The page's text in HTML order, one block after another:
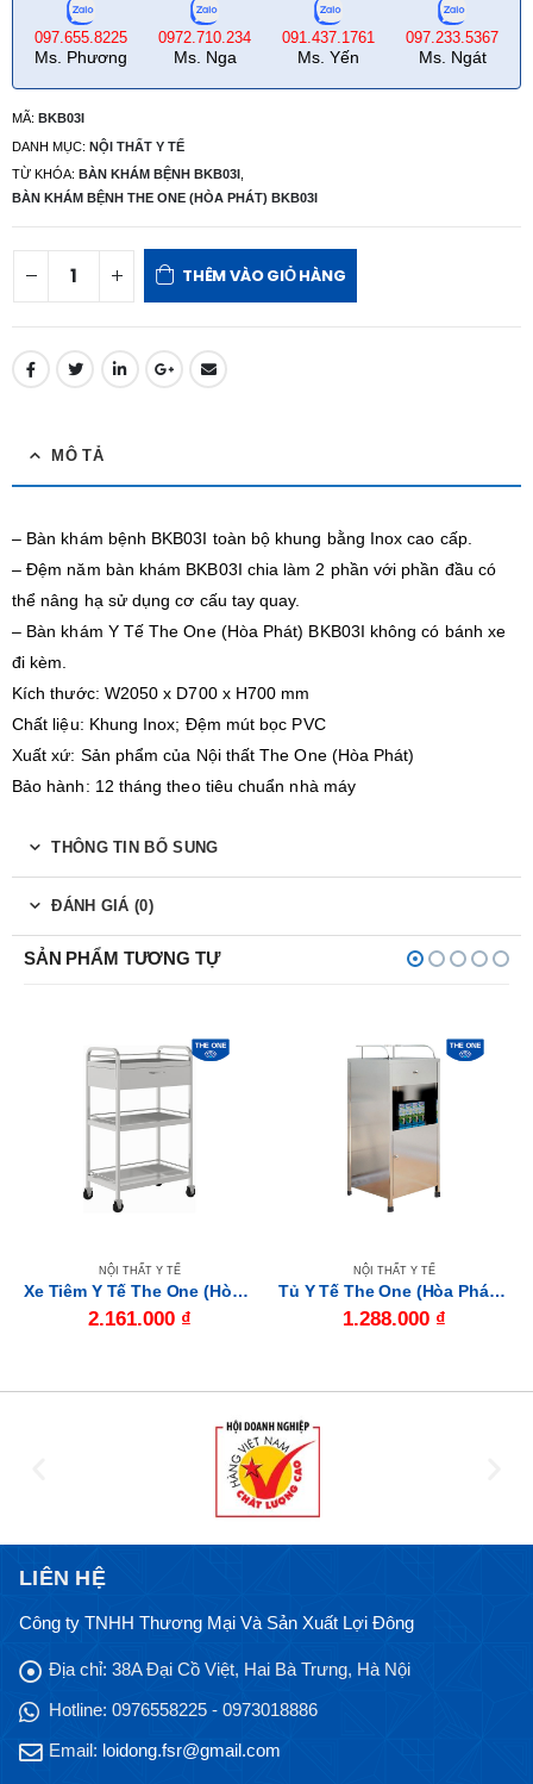
097.655.8225
Ms. Phương
0972.710.234
Ms. Nga
091.437.1761
Ms. Yến
097.233.5367
Ms. Ngát
MÃ: BKB03I
DANH MỤC: NỘI THẤT Y TẾ
TỪ KHÓA: BÀN KHÁM BỆNH BKB03I
BÀN KHÁM BỆNH THE ONE (HÒA PHÁT) BKB03I
THÊM VÀO GIỎ HÀNG
MÔ TẢ
– Bàn khám bệnh BKB03I toàn bộ khung bằng Inox cao cấp.
– Đệm năm bàn khám BKB03I chia làm 2 phần với phần đầu có
thể nâng hạ sử dụng cơ cấu tay quay.
– Bàn khám Y Tế The One (Hòa Phát) BKB03I không có bánh xe
đi kèm.
Kích thước: W2050 x D700 x H700 mm
Chất liệu: Khung Inox; Đệm mút bọc PVC
Xuất xứ: Sản phẩm của Nội thất The One (Hòa Phát)
Bảo hành: 12 tháng theo tiêu chuẩn nhà máy
THÔNG TIN BỔ SUNG
ĐÁNH GIÁ (0)
SẢN PHẨM TƯƠNG TỰ
NỘI THẤT Y TẾ
Xe Tiêm Y Tế The One (Hòa Phát) XE3T01I
2.161.000 ₫
NỘI THẤT Y TẾ
Tủ Y Tế The One (Hòa Phát) TYT01I430
1.288.000 ₫
LIÊN HỆ
Công ty TNHH Thương Mại Và Sản Xuất Lợi Đông
Địa chỉ: 38A Đại Cồ Việt, Hai Bà Trưng, Hà Nội
Hotline: 0976558225 - 0973018886
Email: loidong.fsr@gmail.com